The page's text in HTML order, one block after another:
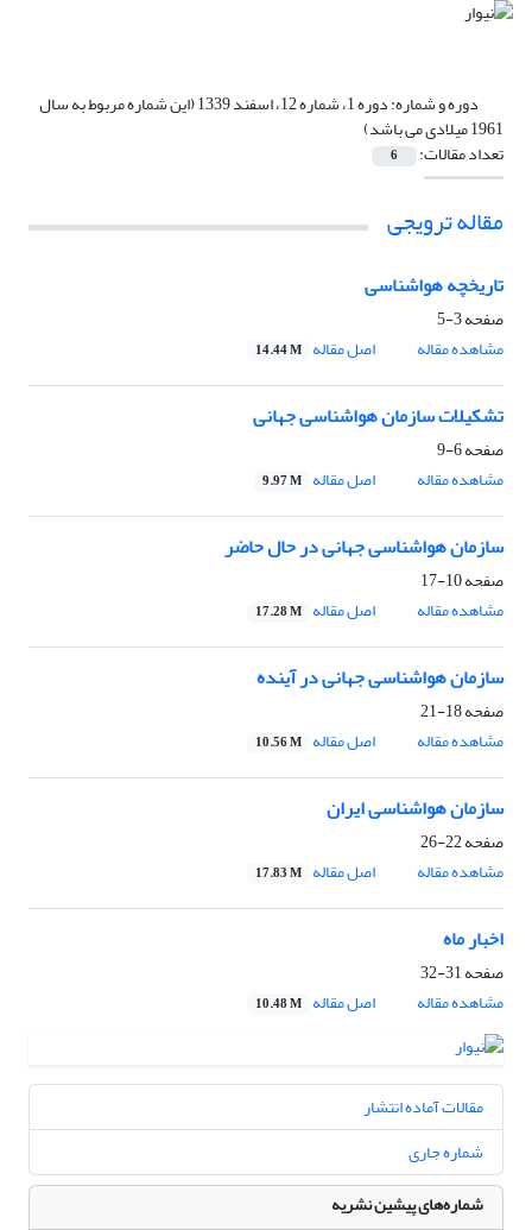
دوره و شماره: دوره 1، شماره 12، اسفند 1339 (این شماره مربوط به سال
1961 میلادی می باشد)
تعداد مقالات: 6
مقاله ترویجی
تاریخچه هواشناسی
صفحه3-5
مشاهده مقاله
اصل مقاله 14.44 M
تشکیلات سازمان هواشناسی جهانی
صفحه6-9
مشاهده مقاله
اصل مقاله 9.97 M
سازمان هواشناسی جهانی در حال حاضر
صفحه10-17
مشاهده مقاله
اصل مقاله 17.28 M
سازمان هواشناسی جهانی در آینده
صفحه18-21
مشاهده مقاله
اصل مقاله 10.56 M
سازمان هواشناسی ایران
صفحه22-26
مشاهده مقاله
اصل مقاله 17.83 M
اخبار ماه
صفحه31-32
مشاهده مقاله
اصل مقاله 10.48 M
مقالات آماده انتشار
شماره جاری
شماره‌های پیشین نشریه